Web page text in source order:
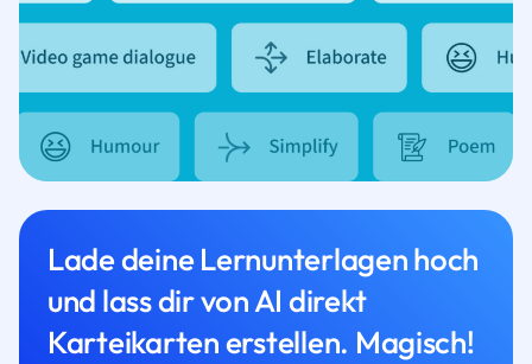
Lade deine Lernunterlagen hoch
und lass dir von AI direkt
Karteikarten erstellen. Magisch!